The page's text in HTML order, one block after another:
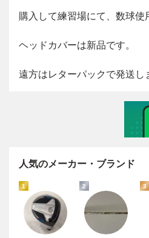
人気のメーカー・ブランド
1 2 3